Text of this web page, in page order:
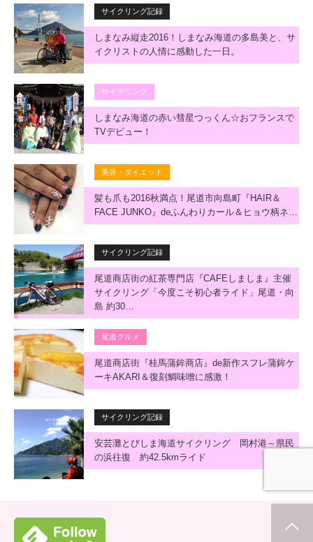
サイクリング記録
しまなみ縦走2016！しまなみ海道の多島美と、サ
イクリストの人情に感動した一日。
サイクリング
しまなみ海道の赤い彗星つっくん☆おフランスで
TVデビュー！
美容・ダイエット
髪も爪も2016秋満点！尾道市向島町『HAIR＆
FACE JUNKO』deふんわりカール＆ヒョウ柄ネ…
サイクリング記録
尾道商店街の紅茶専門店『CAFEしましま』主催
サイクリング「今度こそ初心者ライド」尾道・向
島 約30…
尾道グルメ
尾道商店街『桂馬蒲鉾商店』de新作スフレ蒲鉾ケ
ーキAKARI＆復刻鯛味噌に感激！
サイクリング記録
安芸灘とびしま海道サイクリング 岡村港～県民
の浜往復 約42.5kmライド
ホーム お問合せ